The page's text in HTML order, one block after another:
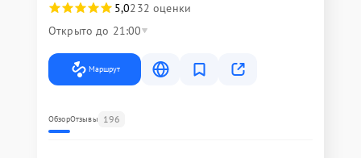
5,0232 оценки
Открыто до 21:00
Маршрут
ОбзорОтзывы 196